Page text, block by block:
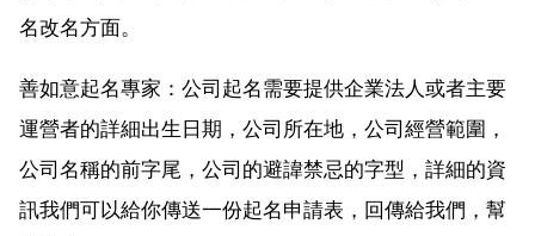
名改名方面。
善如意起名專家：公司起名需要提供企業法人或者主要
運營者的詳細出生日期，公司所在地，公司經營範圍，
公司名稱的前字尾，公司的避諱禁忌的字型，詳細的資
訊我們可以給你傳送一份起名申請表，回傳給我們，幫